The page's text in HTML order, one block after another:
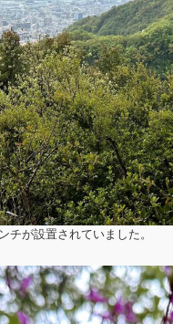
チが設置されていました。